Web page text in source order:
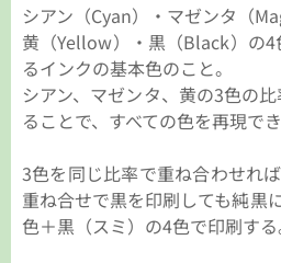
シアン（Cyan）・マゼンタ（
黄（Yellow）・黒（Black）の
るインクの基本色のこと。
シアン、マゼンタ、黄の3色の
ることで、すべての色を再現でき
3色を同じ比率で重ね合わせれ
重ね合せで黒を印刷しても純黒
色＋黒（スミ）の4色で印刷する